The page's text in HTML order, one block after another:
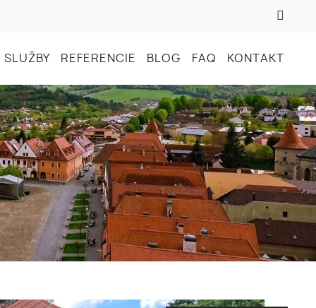
SLUŽBY REFERENCIE BLOG FAQ KONTAKT